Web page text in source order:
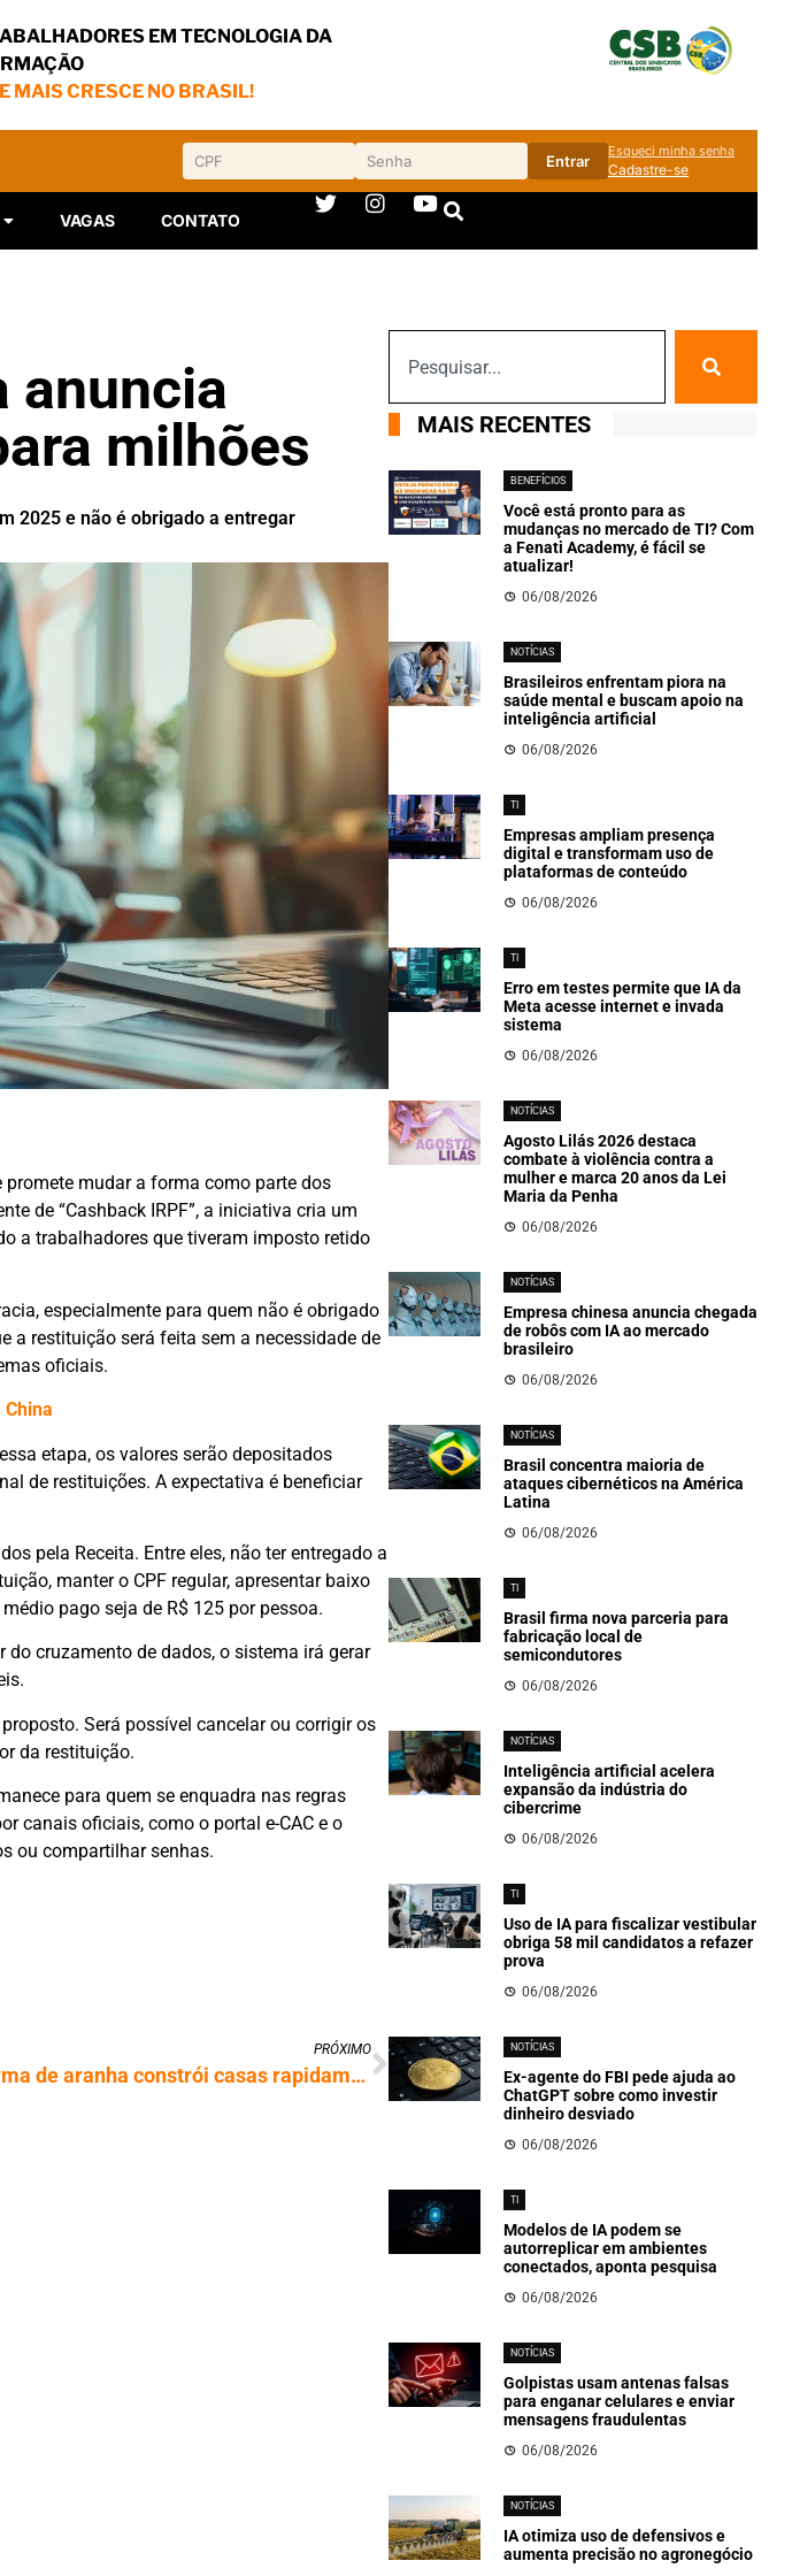
EM TECNOLOGIA DA
MAIS CRESCE NO BRASIL!
Entrar
Esqueci minha senha
Cadastre-se
VAGAS CONTATO
anuncia
milhões
2025 e não é obrigado a entregar
mudar a forma como parte dos
de “Cashback IRPF”, a iniciativa cria um
a trabalhadores que tiveram imposto retido
especialmente para quem não é obrigado
a restituição será feita sem a necessidade de
oficiais.
China
etapa, os valores serão depositados
de restituições. A expectativa é beneficiar
pela Receita. Entre eles, não ter entregado a
manter o CPF regular, apresentar baixo
pago seja de R$ 125 por pessoa.
cruzamento de dados, o sistema irá gerar
Será possível cancelar ou corrigir os
da restituição.
para quem se enquadra nas regras
canais oficiais, como o portal e-CAC e o
ou compartilhar senhas.
PRÓXIMO
Robô em forma de aranha constrói casas rapidamente e dispensa cimento
MAIS RECENTES
BENEFÍCIOS
Você está pronto para as
mudanças no mercado de TI? Com
a Fenati Academy, é fácil se
atualizar!
06/08/2026
NOTÍCIAS
Brasileiros enfrentam piora na
saúde mental e buscam apoio na
inteligência artificial
06/08/2026
TI
Empresas ampliam presença
digital e transformam uso de
plataformas de conteúdo
06/08/2026
TI
Erro em testes permite que IA da
Meta acesse internet e invada
sistema
06/08/2026
NOTÍCIAS
Agosto Lilás 2026 destaca
combate à violência contra a
mulher e marca 20 anos da Lei
Maria da Penha
06/08/2026
NOTÍCIAS
Empresa chinesa anuncia chegada
de robôs com IA ao mercado
brasileiro
06/08/2026
NOTÍCIAS
Brasil concentra maioria de
ataques cibernéticos na América
Latina
06/08/2026
TI
Brasil firma nova parceria para
fabricação local de
semicondutores
06/08/2026
NOTÍCIAS
Inteligência artificial acelera
expansão da indústria do
cibercrime
06/08/2026
TI
Uso de IA para fiscalizar vestibular
obriga 58 mil candidatos a refazer
prova
06/08/2026
NOTÍCIAS
Ex-agente do FBI pede ajuda ao
ChatGPT sobre como investir
dinheiro desviado
06/08/2026
TI
Modelos de IA podem se
autorreplicar em ambientes
conectados, aponta pesquisa
06/08/2026
NOTÍCIAS
Golpistas usam antenas falsas
para enganar celulares e enviar
mensagens fraudulentas
06/08/2026
NOTÍCIAS
IA otimiza uso de defensivos e
aumenta precisão no agronegócio